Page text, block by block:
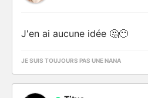
J'en ai aucune idée 🤔😶
JE SUIS TOUJOURS PAS UNE NANA